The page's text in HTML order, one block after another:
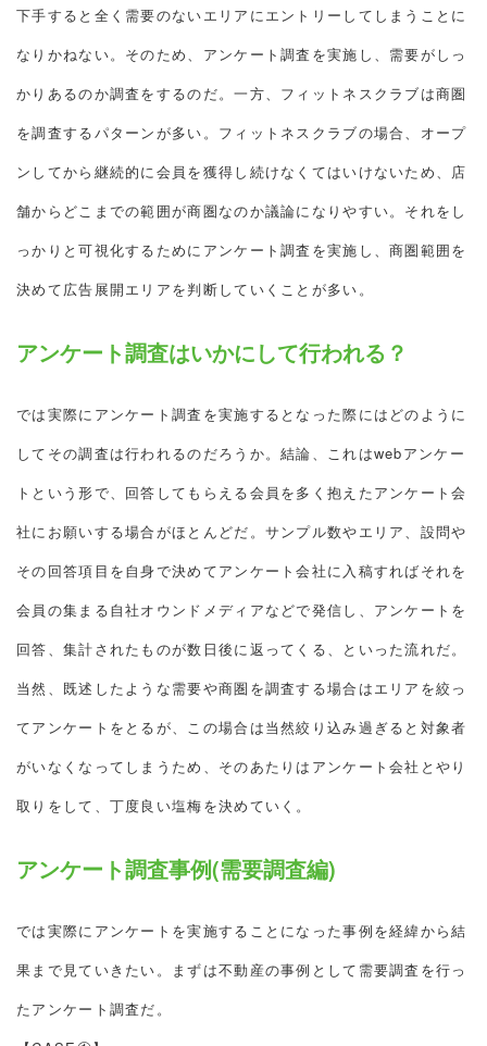
下手すると全く需要のないエリアにエントリーしてしまうことに
なりかねない。そのため、アンケート調査を実施し、需要がしっ
かりあるのか調査をするのだ。一方、フィットネスクラブは商圏
を調査するパターンが多い。フィットネスクラブの場合、オープ
ンしてから継続的に会員を獲得し続けなくてはいけないため、店
舗からどこまでの範囲が商圏なのか議論になりやすい。それをし
っかりと可視化するためにアンケート調査を実施し、商圏範囲を
決めて広告展開エリアを判断していくことが多い。
アンケート調査はいかにして行われる？
では実際にアンケート調査を実施するとなった際にはどのように
してその調査は行われるのだろうか。結論、これはwebアンケー
トという形で、回答してもらえる会員を多く抱えたアンケート会
社にお願いする場合がほとんどだ。サンプル数やエリア、設問や
その回答項目を自身で決めてアンケート会社に入稿すればそれを
会員の集まる自社オウンドメディアなどで発信し、アンケートを
回答、集計されたものが数日後に返ってくる、といった流れだ。
当然、既述したような需要や商圏を調査する場合はエリアを絞っ
てアンケートをとるが、この場合は当然絞り込み過ぎると対象者
がいなくなってしまうため、そのあたりはアンケート会社とやり
取りをして、丁度良い塩梅を決めていく。
アンケート調査事例(需要調査編)
では実際にアンケートを実施することになった事例を経緯から結
果まで見ていきたい。まずは不動産の事例として需要調査を行っ
たアンケート調査だ。